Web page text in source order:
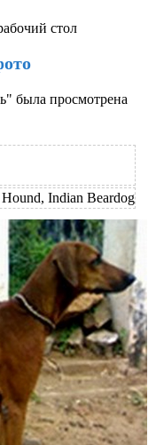
стол
была просмотрена
Indian Beardog